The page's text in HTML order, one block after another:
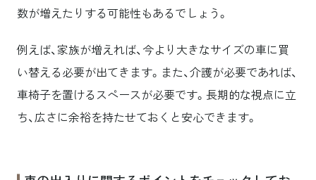
数が増えたりする可能性もあるでしょう。
例えば、家族が増えれば、今より大きなサイズの車に買
い替える必要が出てきます。また、介護が必要であれば、
車椅子を置けるスペースが必要です。長期的な視点に立
ち、広さに余裕を持たせておくと安心できます。